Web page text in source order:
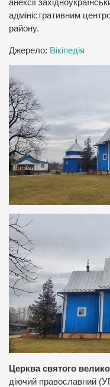
анексії
адміністративним
району.
Джерело: Вікіпедія
Церква святого
діючий православний